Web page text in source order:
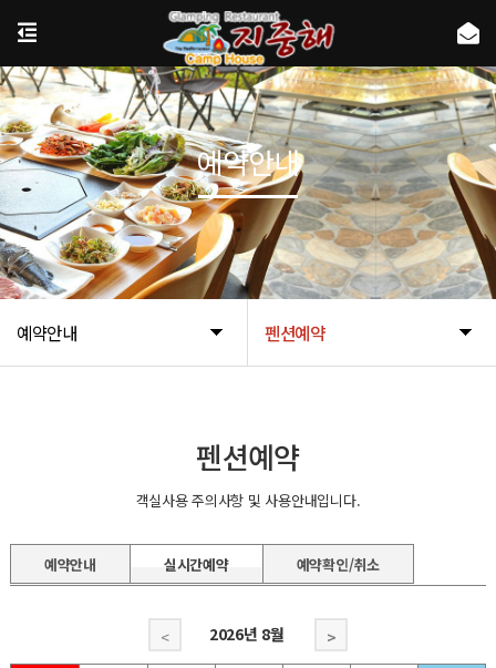
예약안내 펜션예약
예약안내
펜션예약
객실사용 주의사항 및 사용안내입니다.
예약안내 실시간예약 예약확인/취소
< 2026년 8월 >